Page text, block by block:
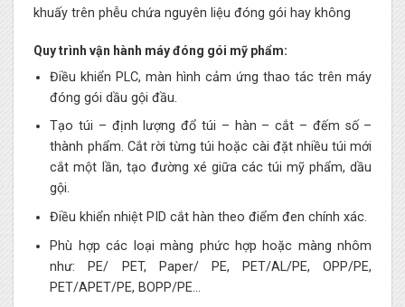
khuấy trên phễu chứa nguyên liệu đóng gói hay không
Quy trình vận hành máy đóng gói mỹ phẩm:
Điều khiển PLC, màn hình cảm ứng thao tác trên máy
đóng gói dầu gội đầu.
Tạo túi – định lượng đổ túi – hàn – cắt – đếm số –
thành phẩm. Cắt rời từng túi hoặc cài đặt nhiều túi mới
cắt một lần, tạo đường xé giữa các túi mỹ phẩm, dầu
gội.
Điều khiển nhiệt PID cắt hàn theo điểm đen chính xác.
Phù hợp các loại màng phức hợp hoặc màng nhôm
như: PE/ PET, Paper/ PE, PET/AL/PE, OPP/PE,
PET/APET/PE, BOPP/PE…